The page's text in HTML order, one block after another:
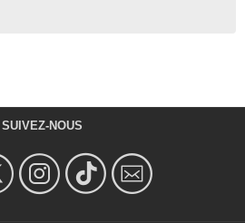
SUIVEZ-NOUS